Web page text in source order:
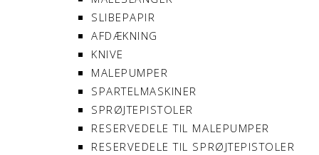
SLIBEPAPIR
AFDÆKNING
KNIVE
MALEPUMPER
SPARTELMASKINER
SPRØJTEPISTOLER
RESERVEDELE TIL MALEPUMPER
RESERVEDELE TIL SPRØJTEPISTOLER